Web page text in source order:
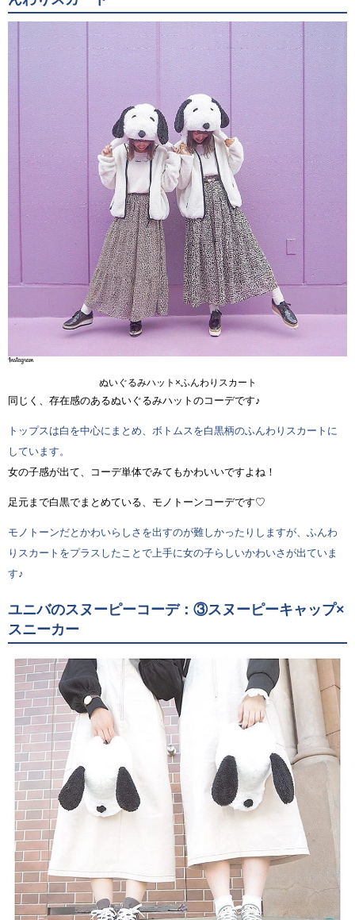
ぬいぐるみハット×ふんわりスカート
同じく、存在感のあるぬいぐるみハットのコーデです♪
トップスは白を中心にまとめ、ボトムスを白黒柄のふんわりスカートに
しています。
女の子感が出て、コーデ単体でみてもかわいいですよね！
足元まで白黒でまとめている、モノトーンコーデです♡
モノトーンだとかわいらしさを出すのが難しかったりしますが、ふんわ
りスカートをプラスしたことで上手に女の子らしいかわいさが出ていま
す♪
ユニバのスヌーピーコーデ：③スヌーピーキャップ×
スニーカー